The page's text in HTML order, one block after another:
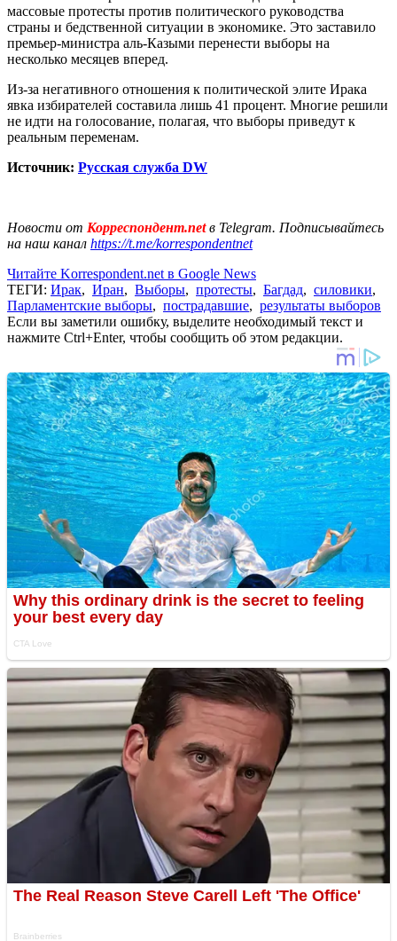
массовые протесты против политического руководства
страны и бедственной ситуации в экономике. Это заставило
премьер-министра аль-Казыми перенести выборы на
несколько месяцев вперед.
Из-за негативного отношения к политической элите Ирака
явка избирателей составила лишь 41 процент. Многие решили
не идти на голосование, полагая, что выборы приведут к
реальным переменам.
Источник: Русская служба DW
Новости от Корреспондент.netв Telegram. Подписывайтесь
на наш канал https://t.me/korrespondentnet
Читайте Korrespondent.net в Google News
ТЕГИ: Ирак, Иран, Выборы, протесты, Багдад, силовики,
Парламентские выборы, пострадавшие, результаты выборов
Если вы заметили ошибку, выделите необходимый текст и
нажмите Ctrl+Enter, чтобы сообщить об этом редакции.